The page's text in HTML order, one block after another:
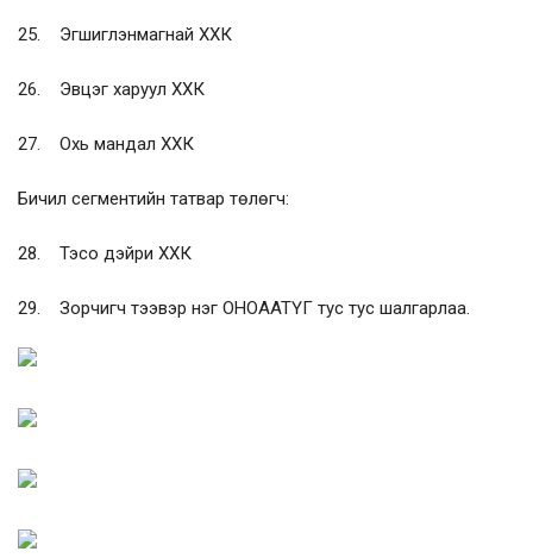
25. Эгшиглэнмагнай ХХК
26. Эвцэг харуул ХХК
27. Охь мандал ХХК
Бичил сегментийн татвар төлөгч:
28. Тэсо дэйри ХХК
29. Зорчигч тээвэр нэг ОНОААТҮГ тус тус шалгарлаа.